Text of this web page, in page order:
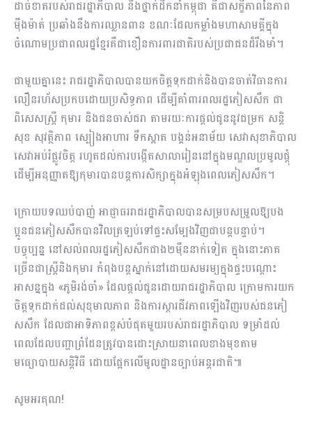
ដាច់ខាតរបស់រាជរដ្ឋាភិបាល និងថ្នាក់ដឹកនាំកម្ពុជា គឺជាសក្ខីភាពនៃភាព
ម៉ឺងម៉ាត់ ប្រឆាំងនឹងការឈ្លានពាន ខណៈដែលកម្លាំងមហាសាមគ្គីក្នុង
ចំណោមប្រជាពលរដ្ឋខ្មែរគឺជាខឿនការពារជាតិរបស់ប្រជាជនដ៏រឹងមាំ។
ជាមួយគ្នានេះ រាជរដ្ឋាភិបាលបានយកចិត្តទុកដាក់និងបានចាត់វិធានការ
លឿនរហ័សប្រកបដោយប្រសិទ្ធភាព ដើម្បីគាំពារពលរដ្ឋភៀសសឹក ជា
ពិសេសស្ត្រី កុមារ និងជនចាស់ជរា តាមរយៈការផ្តល់ជូននូវជម្រក សន្តិ
សុខ សុវត្ថិភាព ស្បៀងអាហារ ទឹកស្អាត បង្គន់អនាម័យ សេវាសុខាភិបាល
សេវាអប់រំផ្លូវចិត្ត រហូតដល់ការបង្កើតសាលារៀននៅក្នុងមណ្ឌលប្រមូលផ្តុំ
ដើម្បីអនុញ្ញាតឱ្យកុមារបានបន្តការសិក្សាក្នុងអំឡុងពេលភៀសសឹក។
ក្រោយបទឈប់បាញ់ អាជ្ញាធររាជរដ្ឋាភិបាលបានសម្របសម្រួលឱ្យបង
ប្អូនជនភៀសសឹកបានវិលត្រឡប់ទៅផ្ទះសម្បែងវិញជាបន្តបន្ទាប់។
បច្ចុប្បន្ន នៅសល់ពលរដ្ឋភៀសសឹកជាង២ម៉ឺននាក់ទៀត ក្នុងនោះភាគ
ច្រើនជាស្ត្រីនិងកុមារ កំពុងបន្តស្នាក់នៅដោយសមរម្យក្នុងផ្ទះបណ្តោះ
អាសន្នក្នុង «ភូមិរង់ចាំ» ដែលផ្តល់ជូនដោយរាជរដ្ឋាភិបាល ក្រោមការយក
ចិត្តទុកដាក់ដល់សុខុមាលភាព និងការស្តារជីវភាពឡើងវិញរបស់ជនភៀ
សសឹក ដែលជាអាទិភាពខ្ពស់បំផុតមួយរបស់រាជរដ្ឋាភិបាល ទម្រាំដល់
ពេលដែលបញ្ហាព្រំដែនត្រូវបានដោះស្រាយនាពេលខាងមុខតាម
មធ្យោបាយសន្តិវិធី ដោយផ្អែកលើមូលដ្ឋានច្បាប់អន្តរជាតិ៕
សូមអរគុណ!